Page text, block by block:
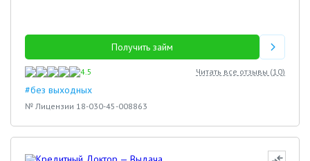
Получить займ
4.5 Читать все отзывы (10)
#без выходных
№ Лицензии 18-030-45-008863